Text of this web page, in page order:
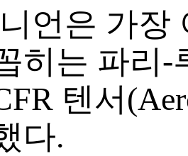
언은 가장
히는 파리-
텐서
다.